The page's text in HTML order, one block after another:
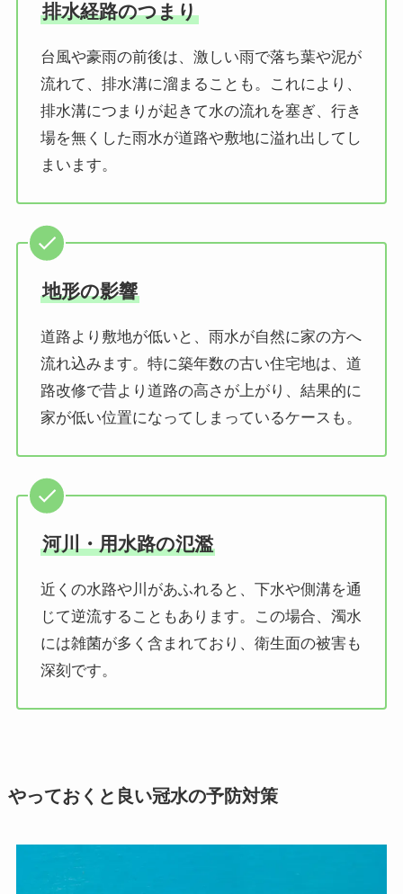
排水経路のつまり
台風や豪雨の前後は、激しい雨で落ち葉や泥が
流れて、排水溝に溜まることも。これにより、
排水溝につまりが起きて水の流れを塞ぎ、行き
場を無くした雨水が道路や敷地に溢れ出してし
まいます。
地形の影響
道路より敷地が低いと、雨水が自然に家の方へ
流れ込みます。特に築年数の古い住宅地は、道
路改修で昔より道路の高さが上がり、結果的に
家が低い位置になってしまっているケースも。
河川・用水路の氾濫
近くの水路や川があふれると、下水や側溝を通
じて逆流することもあります。この場合、濁水
には雑菌が多く含まれており、衛生面の被害も
深刻です。
やっておくと良い冠水の予防対策